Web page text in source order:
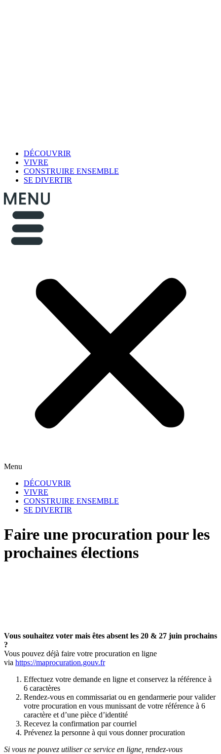
DÉCOUVRIR
VIVRE
CONSTRUIRE ENSEMBLE
SE DIVERTIR
Menu
DÉCOUVRIR
VIVRE
CONSTRUIRE ENSEMBLE
SE DIVERTIR
Faire une procuration pour les
prochaines élections
Vous souhaitez voter mais êtes absent les 20 & 27 juin prochains
?
Vous pouvez déjà faire votre procuration en ligne
via https://maprocuration.gouv.fr
Effectuez votre demande en ligne et conservez la référence à
6 caractères
Rendez-vous en commissariat ou en gendarmerie pour valider
votre procuration en vous munissant de votre référence à 6
caractère et d’une pièce d’identité
Recevez la confirmation par courriel
Prévenez la personne à qui vous donner procuration
Si vous ne pouvez utiliser ce service en ligne, rendez-vous